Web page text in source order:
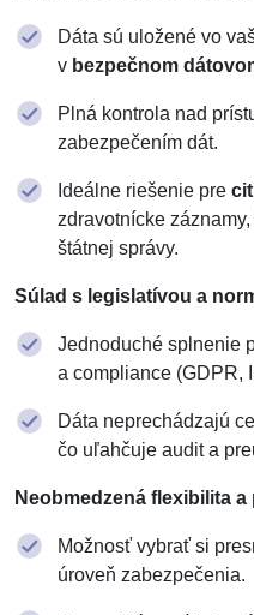
Dáta sú uložené vo
v bezpečnom
Plná kontrola nad
zabezpečením dát.
Ideálne riešenie pre
zdravotnícke
štátnej správy.
Súlad s legislatívou a
Jednoduché splnenie
a compliance (GDPR,
Dáta neprechádzajú
čo uľahčuje audit a
Neobmedzená flexibilita
Možnosť vybrať si
úroveň zabezpečenia.